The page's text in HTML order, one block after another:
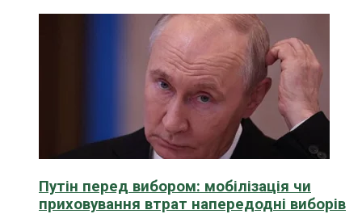
Путін перед вибором: мобілізація чи
приховування втрат напередодні виборів